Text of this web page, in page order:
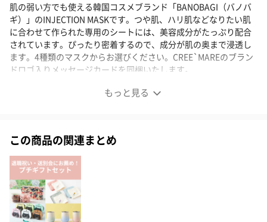
もっと見る
肌の弱い方でも使える韓国コスメブランド「BANOBAGI（バノバ
ギ）」のINJECTION MASKです。つや肌、ハリ肌などなりたい肌
に合わせて作られた専用のシートには、美容成分がたっぷり配合
されています。ぴったり密着するので、成分が肌の奥まで浸透し
ます。4種類のマスクからお選びください。CREE`MAREのブラン
ドロゴ入りメッセージカードを同梱いたします。
肌タイプに合わせてケアできるビタミンマスク
活力のない肌のことを考え肌への刺激を最小化したビタミンマス
クです。肌刺激テスト済※なので、安心してお使いいただけま
す。肌に直接触れるものだから、柔らかい100％ピュアコットンシ
ートを採用しています。なりたい肌に合わせて4種類からお選びく
ださい。
この商品の関連まとめ